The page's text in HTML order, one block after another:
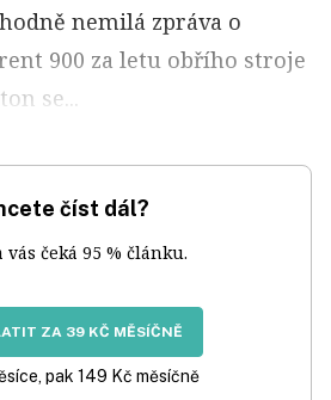
nemilá zpráva o
900 za letu obřího stroje
se...
číst dál?
vás čeká 95 % článku.
ZA 39 KČ MĚSÍČNĚ
pak 149 Kč měsíčně